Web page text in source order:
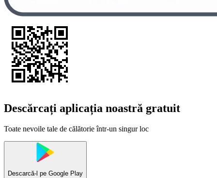
Descărcați aplicația noastră gratuit
Toate nevoile tale de călătorie într-un singur loc
Descarcă-l pe Google Play